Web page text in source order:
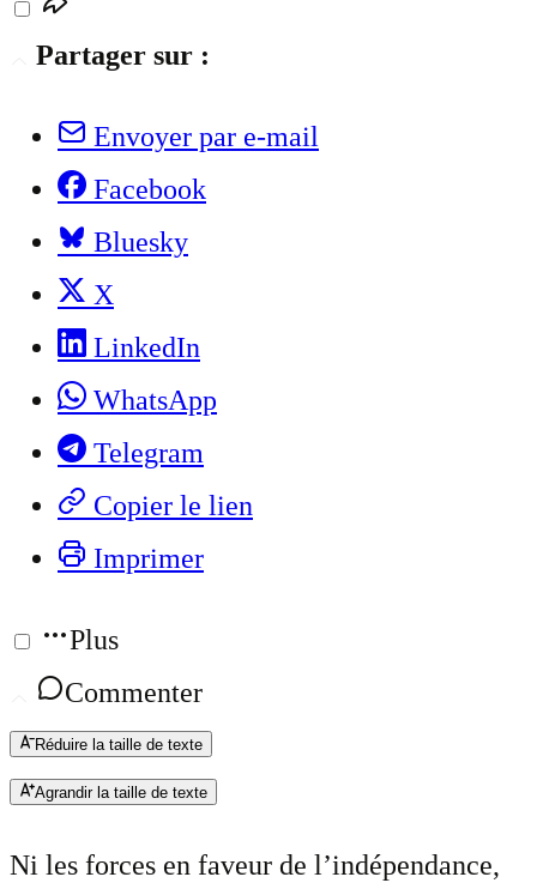
Partager sur :
Envoyer par e-mail
Facebook
Bluesky
X
LinkedIn
WhatsApp
Telegram
Copier le lien
Imprimer
Plus
Commenter
Réduire la taille de texte
Agrandir la taille de texte
Ni les forces en faveur de l’indépendance,